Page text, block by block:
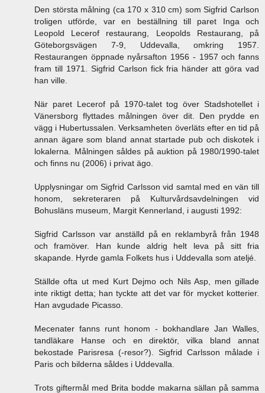
Den största målning (ca 170 x 310 cm) som Sigfrid Carlson
troligen utförde, var en beställning till paret Inga och
Leopold Lecerof restaurang, Leopolds Restaurang, på
Göteborgsvägen 7-9, Uddevalla, omkring 1957.
Restaurangen öppnade nyårsafton 1956 - 1957 och fanns
fram till 1971. Sigfrid Carlson fick fria händer att göra vad
han ville.
När paret Lecerof på 1970-talet tog över Stadshotellet i
Vänersborg flyttades målningen över dit. Den prydde en
vägg i Hubertussalen. Verksamheten överläts efter en tid på
annan ägare som bland annat startade pub och diskotek i
lokalerna. Målningen såldes på auktion på 1980/1990-talet
och finns nu (2006) i privat ägo.
Upplysningar om Sigfrid Carlsson vid samtal med en vän till
honom, sekreteraren på Kulturvårdsavdelningen vid
Bohusläns museum, Margit Kennerland, i augusti 1992:
Sigfrid Carlsson var anställd på en reklambyrå från 1948
och framöver. Han kunde aldrig helt leva på sitt fria
skapande. Hyrde gamla Folkets hus i Uddevalla som ateljé.
Ställde ofta ut med Kurt Dejmo och Nils Asp, men gillade
inte riktigt detta; han tyckte att det var för mycket kotterier.
Han avgudade Picasso.
Mecenater fanns runt honom - bokhandlare Jan Walles,
tandläkare Hanse och en direktör, vilka bland annat
bekostade Parisresa (-resor?). Sigfrid Carlsson målade i
Paris och bilderna såldes i Uddevalla.
Trots giftermål med Brita bodde makarna sällan på samma